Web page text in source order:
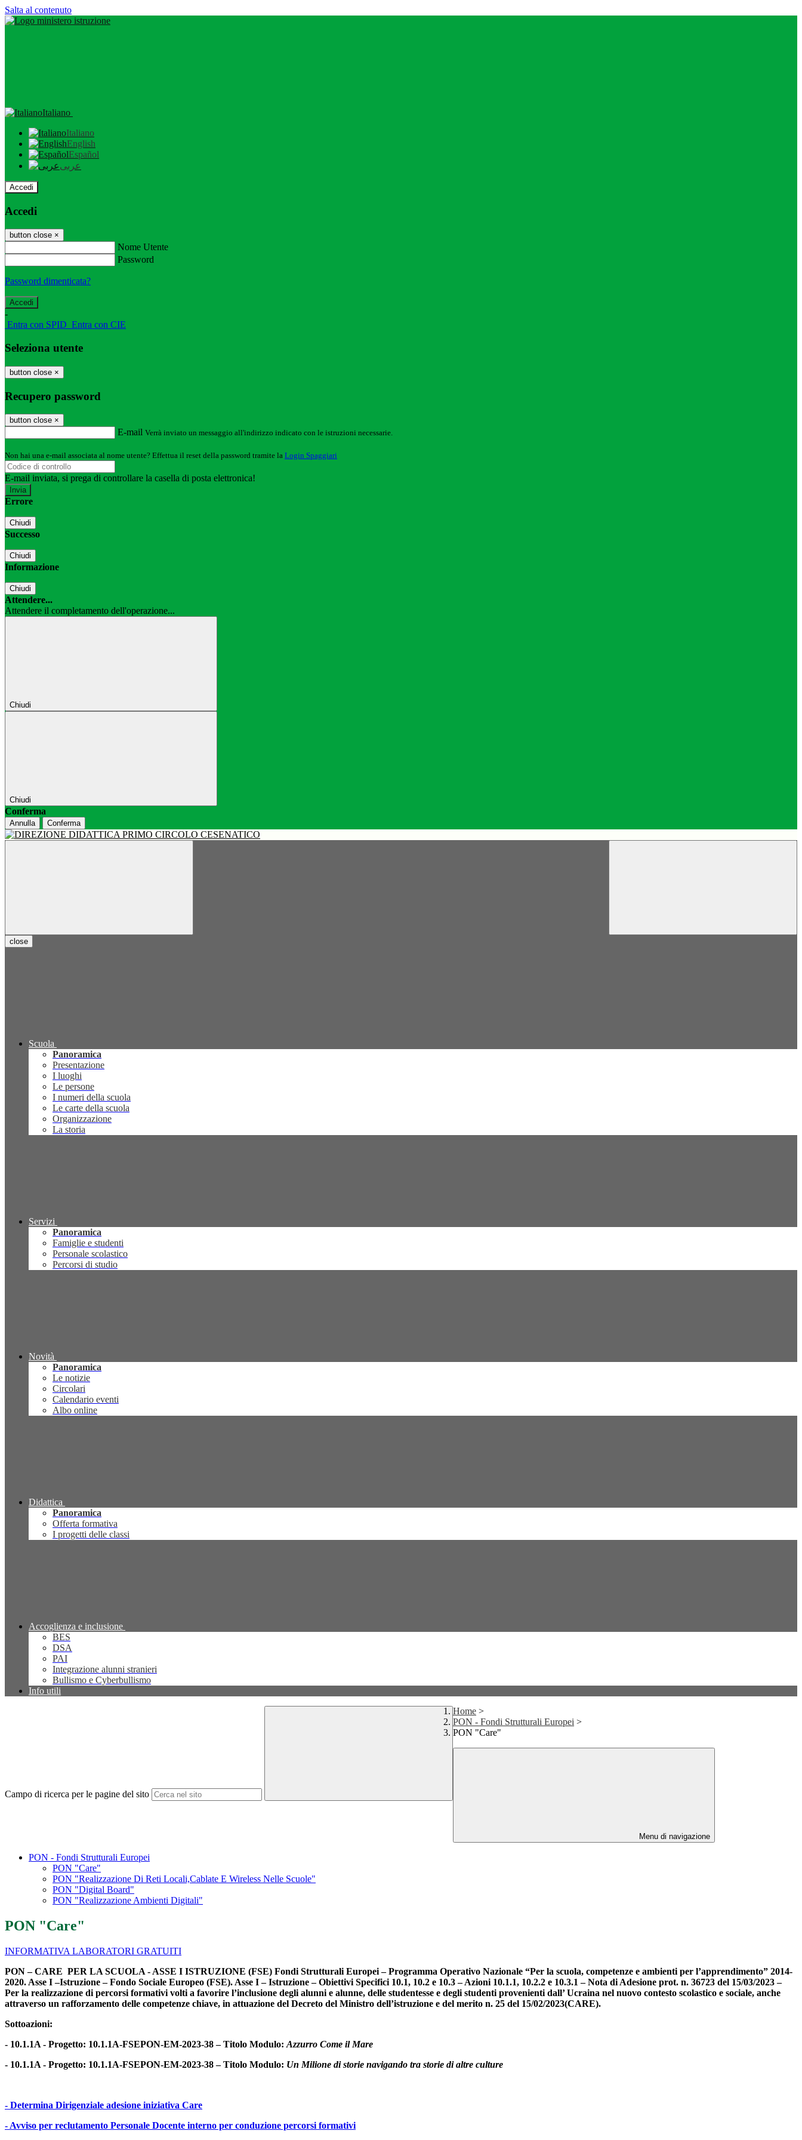
Salta al contenuto
Italiano
Italiano
English
Español
عربى
Accedi
Accedi
button close ×
Nome Utente
Password
Password dimenticata?
-
Entra con SPID Entra con CIE
Seleziona utente
button close ×
Recupero password
button close ×
E-mail Verrà inviato un messaggio all'indirizzo indicato con le istruzioni necessarie.
Non hai una e-mail associata al nome utente? Effettua il reset della password tramite la Login Spaggiari
E-mail inviata, si prega di controllare la casella di posta elettronica!
Errore
Chiudi
Successo
Chiudi
Informazione
Chiudi
Attendere...
Attendere il completamento dell'operazione...
Chiudi
Chiudi
Conferma
Annulla Conferma
close
Scuola
Panoramica
Presentazione
I luoghi
Le persone
I numeri della scuola
Le carte della scuola
Organizzazione
La storia
Servizi
Panoramica
Famiglie e studenti
Personale scolastico
Percorsi di studio
Novità
Panoramica
Le notizie
Circolari
Calendario eventi
Albo online
Didattica
Panoramica
Offerta formativa
I progetti delle classi
Accoglienza e inclusione
BES
DSA
PAI
Integrazione alunni stranieri
Bullismo e Cyberbullismo
Info utili
Campo di ricerca per le pagine del sito
Home >
PON - Fondi Strutturali Europei >
PON "Care"
Menu di navigazione
PON - Fondi Strutturali Europei
PON "Care"
PON "Realizzazione Di Reti Locali,Cablate E Wireless Nelle Scuole"
PON "Digital Board"
PON "Realizzazione Ambienti Digitali"
PON "Care"
INFORMATIVA LABORATORI GRATUITI
PON – CARE PER LA SCUOLA - ASSE I ISTRUZIONE (FSE) Fondi Strutturali Europei – Programma Operativo Nazionale “Per la scuola, competenze e ambienti per l’apprendimento” 2014-
2020. Asse I –Istruzione – Fondo Sociale Europeo (FSE). Asse I – Istruzione – Obiettivi Specifici 10.1, 10.2 e 10.3 – Azioni 10.1.1, 10.2.2 e 10.3.1 – Nota di Adesione prot. n. 36723 del 15/03/2023 –
Per la realizzazione di percorsi formativi volti a favorire l’inclusione degli alunni e alunne, delle studentesse e degli studenti provenienti dall’ Ucraina nel nuovo contesto scolastico e sociale, anche
attraverso un rafforzamento delle competenze chiave, in attuazione del Decreto del Ministro dell’istruzione e del merito n. 25 del 15/02/2023(CARE).
Sottoazioni:
- 10.1.1A - Progetto: 10.1.1A-FSEPON-EM-2023-38 – Titolo Modulo: Azzurro Come il Mare
- 10.1.1A - Progetto: 10.1.1A-FSEPON-EM-2023-38 – Titolo Modulo: Un Milione di storie navigando tra storie di altre culture
- Determina Dirigenziale adesione iniziativa Care
- Avviso per reclutamento Personale Docente interno per conduzione percorsi formativi